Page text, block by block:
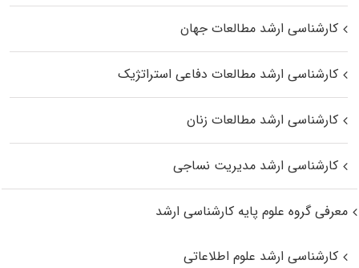
کارشناسی ارشد مطالعات جهان
کارشناسی ارشد مطالعات دفاعی استراتژیک
کارشناسی ارشد مطالعات زنان
کارشناسی ارشد مدیریت نساجی
معرفی گروه علوم پایه کارشناسی ارشد
کارشناسی ارشد علوم اطلاعاتی